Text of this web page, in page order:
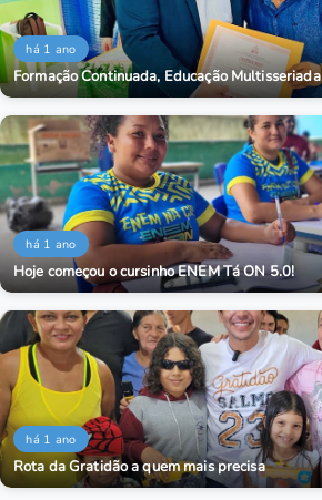
há 1 ano
Formação Continuada, Educação Multisseriada
há 1 ano
Hoje começou o cursinho ENEM Tá ON 5.0!
há 1 ano
Rota da Gratidão a quem mais precisa